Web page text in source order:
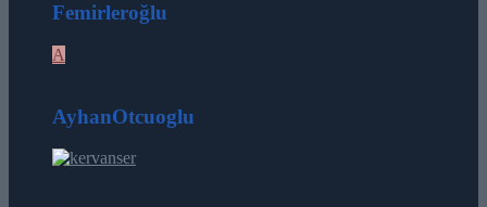
Femirleroğlu
A
AyhanOtcuoglu